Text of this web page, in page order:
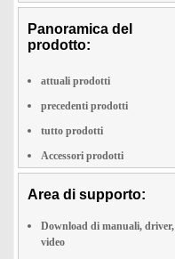
Panoramica del
prodotto:
attuali prodotti
precedenti prodotti
tutto prodotti
Accessori prodotti
Area di supporto:
Download di manuali, driver,
video